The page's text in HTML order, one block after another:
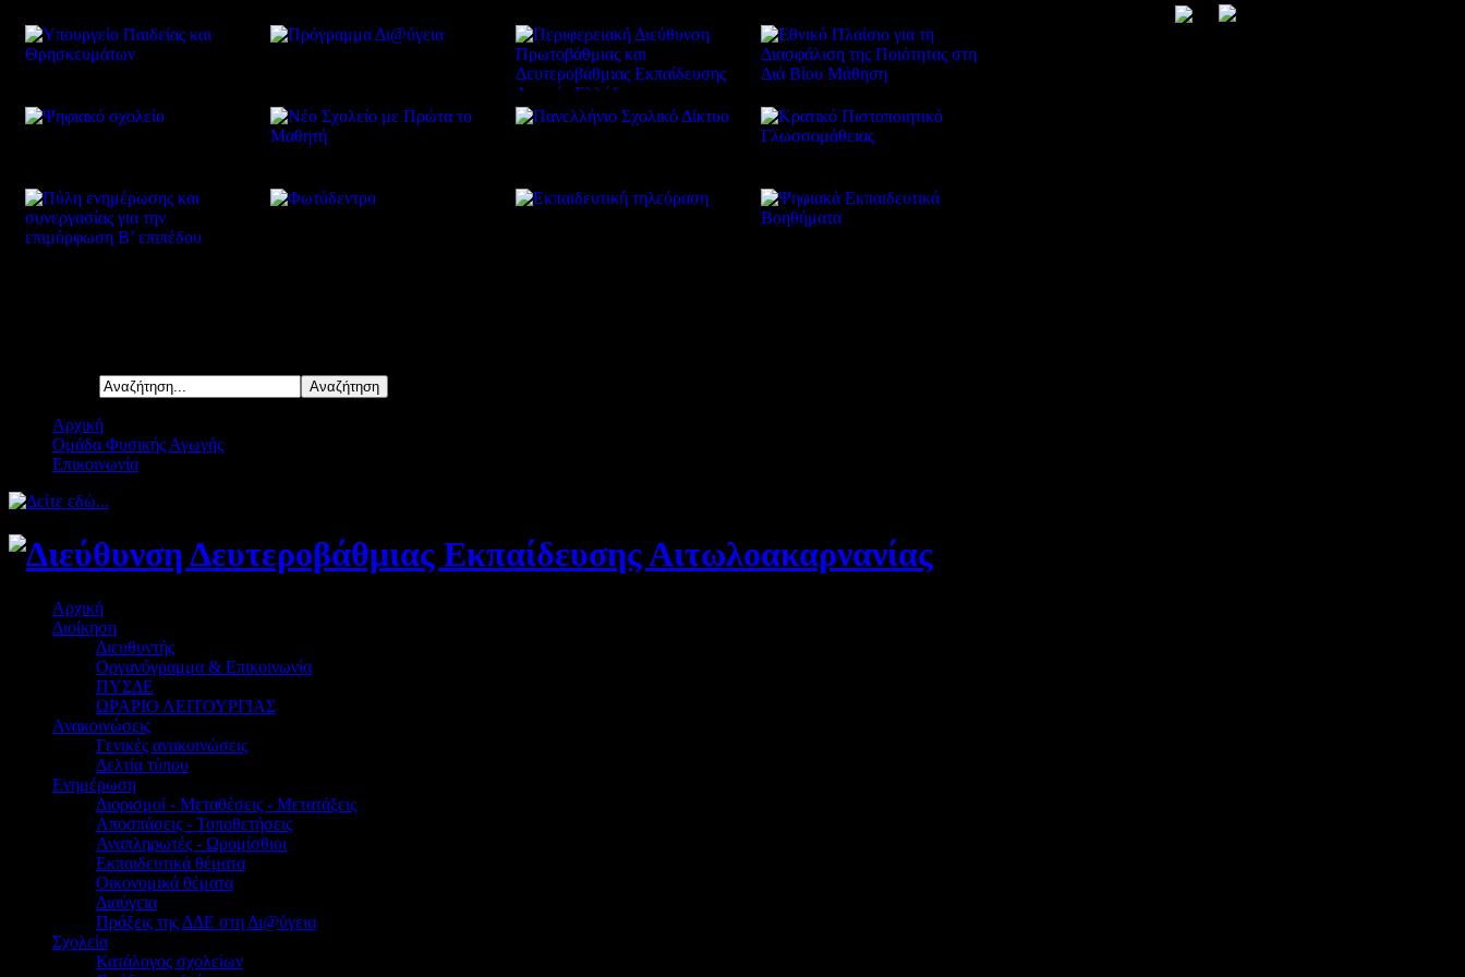
Αρχική
Ομάδα Φυσικής Αγωγής
Επικοινωνία
Αρχική
Διοίκηση
Διευθυντής
Οργανόγραμμα & Επικοινωνία
ΠΥΣΔΕ
ΩΡΑΡΙΟ ΛΕΙΤΟΥΡΓΙΑΣ
Ανακοινώσεις
Γενικές ανακοινώσεις
Δελτία τύπου
Ενημέρωση
Διορισμοί - Μεταθέσεις - Μετατάξεις
Αποσπάσεις - Τοποθετήσεις
Αναπληρωτές - Ωρομίσθιοι
Εκπαιδευτικά θέματα
Οικονομικά θέματα
Διαύγεια
Πράξεις της ΔΔΕ στη Δι@ύγεια
Σχολεία
Κατάλογος σχολείων